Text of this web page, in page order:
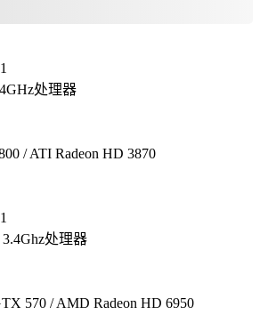
处理器
/ ATI Radeon HD 3870
3.4Ghz处理器
570 / AMD Radeon HD 6950